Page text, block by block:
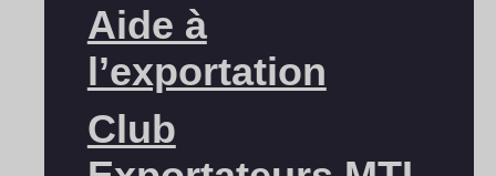
Aide à
l’exportation
Club